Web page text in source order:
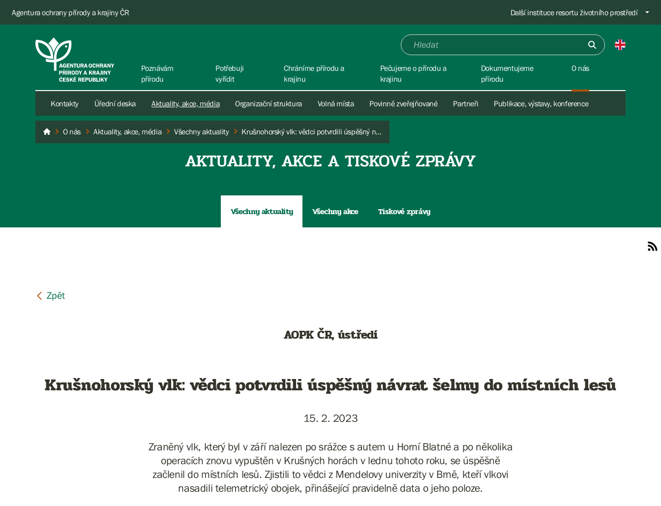
Agentura ochrany přírody a krajiny ČR Další instituce resortu životního prostředí
Poznávám
přírodu
Potřebuji
vyřídit
Chráníme přírodu a
krajinu
Pečujeme o přírodu a
krajinu
Dokumentujeme
přírodu
O nás
Kontakty Úřední deska Aktuality, akce, média Organizační struktura Volná místa Povinně zveřejňované Partneři Publikace, výstavy, konference
AOPK ČR
O nás Aktuality, akce, média Všechny aktuality Krušnohorský vlk: vědci potvrdili úspěšný návrat šelmy do místních lesů
AKTUALITY, AKCE A TISKOVÉ ZPRÁVY
Všechny aktuality Všechny akce Tiskové zprávy
AOPK ČR, ústředí
Krušnohorský vlk: vědci potvrdili úspěšný návrat šelmy do místních lesů
15. 2. 2023
Zraněný vlk, který byl v září nalezen po srážce s autem u Horní Blatné a po několika
operacích znovu vypuštěn v Krušných horách v lednu tohoto roku, se úspěšně
začlenil do místních lesů. Zjistili to vědci z Mendelovy univerzity v Brně, kteří vlkovi
nasadili telemetrický obojek, přinášející pravidelně data o jeho poloze.